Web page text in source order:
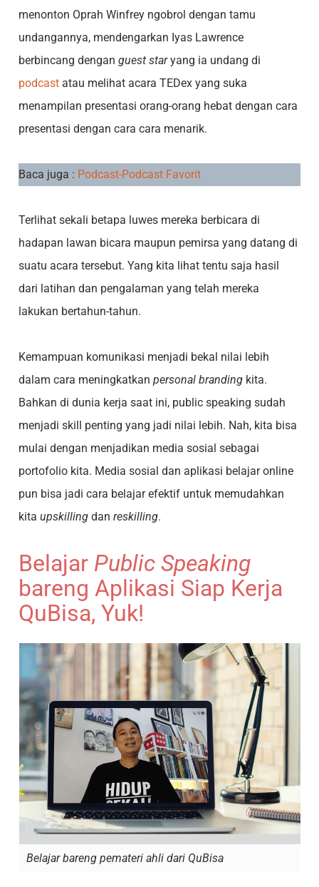
menonton Oprah Winfrey ngobrol dengan tamu
undangannya, mendengarkan Iyas Lawrence
berbincang denganguest staryang ia undang di
podcast atau melihat acara TEDex yang suka
menampilan presentasi orang-orang hebat dengan cara
presentasi dengan cara cara menarik.
Baca juga : Podcast-Podcast Favorit
Terlihat sekali betapa luwes mereka berbicara di
hadapan lawan bicara maupun pemirsa yang datang di
suatu acara tersebut. Yang kita lihat tentu saja hasil
dari latihan dan pengalaman yang telah mereka
lakukan bertahun-tahun.
Kemampuan komunikasi menjadi bekal nilai lebih
dalam cara meningkatkanpersonal branding kita.
Bahkan di dunia kerja saat ini, public speaking sudah
menjadi skill penting yang jadi nilai lebih. Nah, kita bisa
mulai dengan menjadikan media sosial sebagai
portofolio kita. Media sosial dan aplikasi belajar online
pun bisa jadi cara belajar efektif untuk memudahkan
kitaupskilling danreskilling.
Belajar Public Speaking
bareng Aplikasi Siap Kerja
QuBisa, Yuk!
Belajar bareng pemateri ahli dari QuBisa